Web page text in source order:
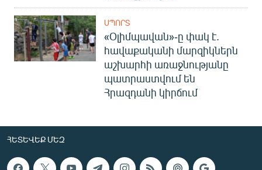
ՍՊՈՐՏ
«Օլիմպավան»-ը փակ է.
հավաքականի մարզիկներն
աշխարհի առաջնությանը
պատրաստվում են
Հրազդանի կիրճում
ՀԵՏԵՎԵՔ ՄԵԶ